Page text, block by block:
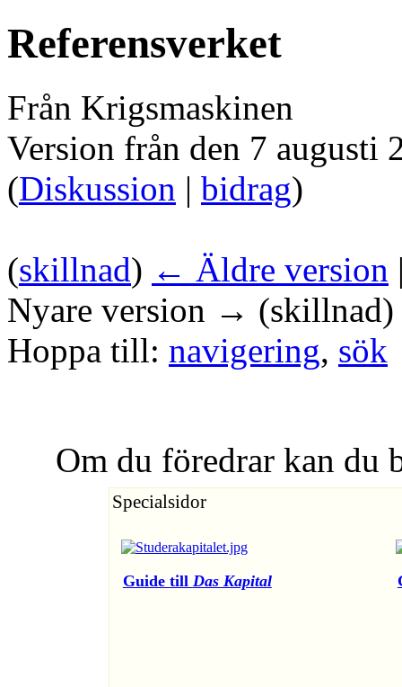
Referensverket
Från Krigsmaskinen
Version från den 7 augusti
(Diskussion | bidrag)
(skillnad) ← Äldre version
Nyare version → (skillnad)
Hoppa till: navigering, sök
Om du föredrar kan du
Specialsidor
Guide till Das Kapital